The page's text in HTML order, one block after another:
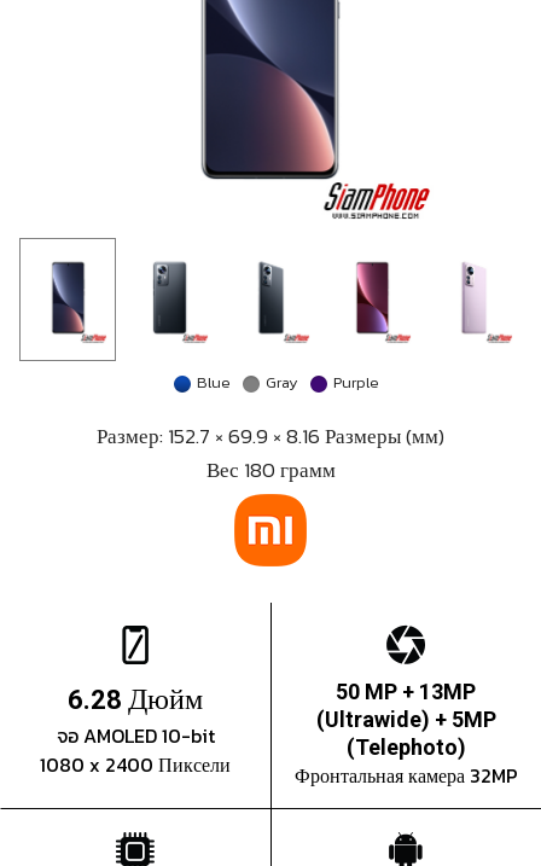
Blue Gray Purple
Размер: 152.7 × 69.9 × 8.16 Размеры (мм)
Вес 180 грамм
6.28 Дюйм
จอ AMOLED 10-bit
1080 x 2400 Пиксели
50 MP + 13MP
(Ultrawide) + 5MP
(Telephoto)
Фронтальная камера 32MP